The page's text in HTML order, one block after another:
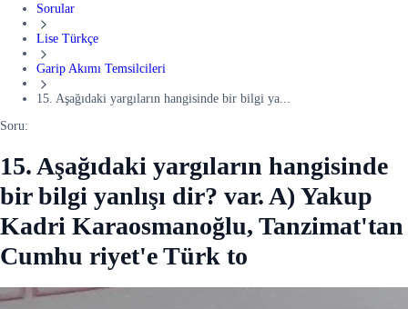
Sorular
Lise Türkçe
Garip Akımı Temsilcileri
15. Aşağıdaki yargıların hangisinde bir bilgi ya...
Soru:
15. Aşağıdaki yargıların hangisinde
bir bilgi yanlışı dir? var. A) Yakup
Kadri Karaosmanoğlu, Tanzimat'tan
Cumhu riyet'e Türk to